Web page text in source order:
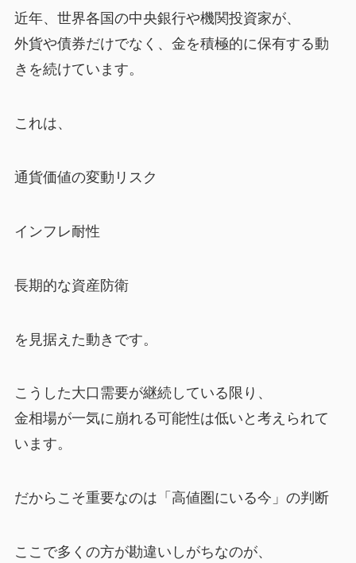
近年、世界各国の中央銀行や機関投資家が、
外貨や債券だけでなく、金を積極的に保有する動
きを続けています。
これは、
通貨価値の変動リスク
インフレ耐性
長期的な資産防衛
を見据えた動きです。
こうした大口需要が継続している限り、
金相場が一気に崩れる可能性は低いと考えられて
います。
だからこそ重要なのは「高値圏にいる今」の判断
ここで多くの方が勘違いしがちなのが、